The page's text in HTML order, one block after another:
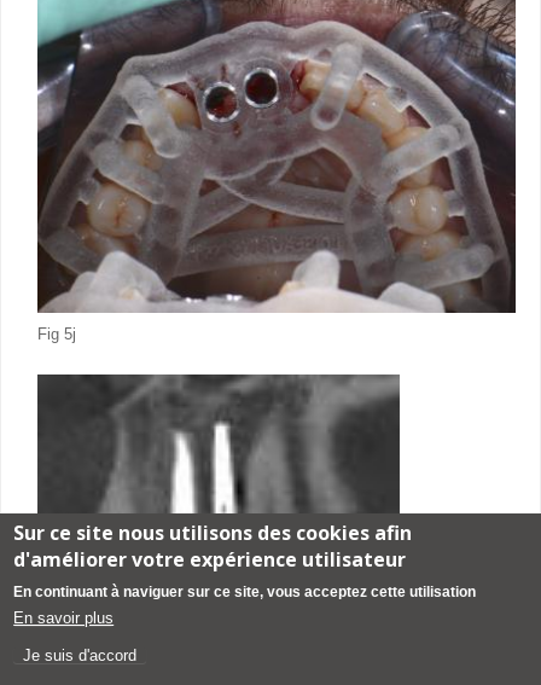
Fig 5j
Sur ce site nous utilisons des cookies afin
d'améliorer votre expérience utilisateur
En continuant à naviguer sur ce site, vous acceptez cette utilisation
En savoir plus
Je suis d'accord